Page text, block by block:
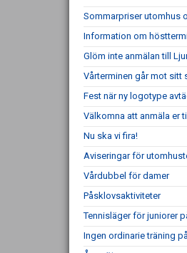
Sommarpriser utomhus
Information om
Glöm inte anmälan till
Vårterminen går mot sitt
Fest när ny logotype
Välkomna att anmäla er
Nu ska vi fira!
Aviseringar för
Vårdubbel för damer
Påsklovsaktiviteter
Tennisläger för juniorer
Ingen ordinarie träning